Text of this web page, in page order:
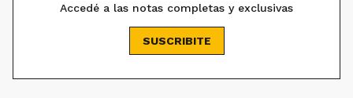
Accedé a las notas completas y exclusivas
SUSCRIBITE